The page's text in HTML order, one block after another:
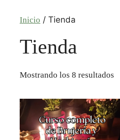
Inicio / Tienda
Tienda
Mostrando los 8 resultados